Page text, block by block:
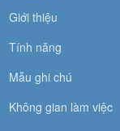
Giới thiệu
Tính năng
Mẫu ghi chú
Không gian làm việc